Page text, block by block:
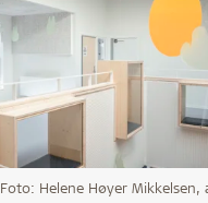
Foto: Helene Høyer Mikkelsen,